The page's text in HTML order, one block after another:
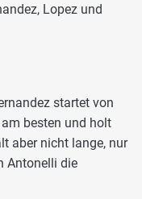
Lopez und
startet von
besten und holt
aber nicht lange, nur
Antonelli die